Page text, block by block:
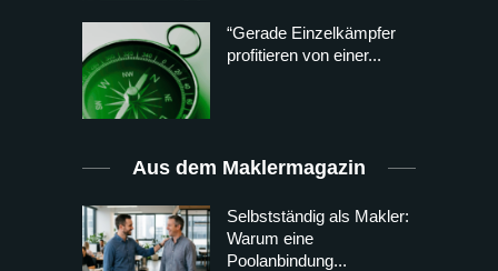
“Gerade Einzelkämpfer
profitieren von einer...
Aus dem Maklermagazin
Selbstständig als Makler:
Warum eine
Poolanbindung...